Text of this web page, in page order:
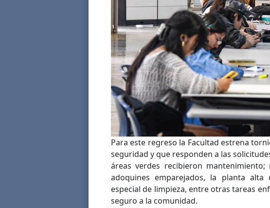
Para este regreso la Facultad estrena
seguridad y que responden a las
áreas verdes recibieron
adoquines emparejados, la planta
especial de limpieza, entre otras tareas
seguro a la comunidad.